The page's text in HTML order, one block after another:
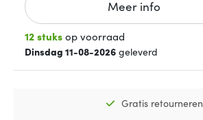
Meer info
12 stuksop voorraad
Dinsdag 11-08-2026 geleverd
Gratis retourneren